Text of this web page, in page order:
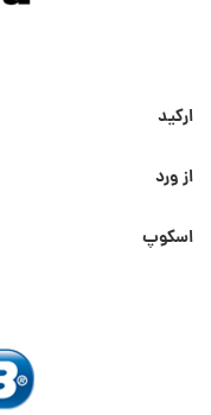
ارکید
از ورد
اسکوپ